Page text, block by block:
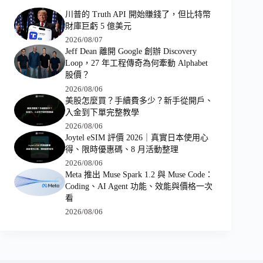
川普的 Truth API 開始賺錢了，但比特幣
財庫巨虧 5 億美元
2026/08/07
Jeff Dean 離開 Google 創辦 Discovery
Loop，27 年工程傳奇為何牽動 Alphabet
股價？
2026/08/06
美股怎麼買？手續費多少？新手從開戶、
入金到下單完整教學
2026/08/06
Joytel eSIM 評價 2026｜真實日本使用心
得、限時優惠碼、8 月活動整理
2026/08/06
Meta 推出 Muse Spark 1.2 與 Muse Code：
Coding、AI Agent 功能、效能與價格一次
看
2026/08/06